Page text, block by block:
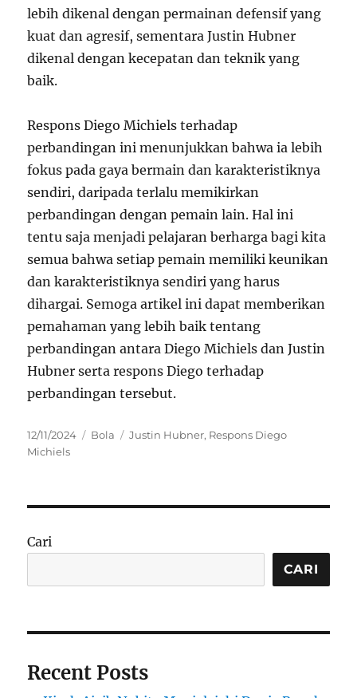
lebih dikenal dengan permainan defensif yang
kuat dan agresif, sementara Justin Hubner
dikenal dengan kecepatan dan teknik yang
baik.
Respons Diego Michiels terhadap
perbandingan ini menunjukkan bahwa ia lebih
fokus pada gaya bermain dan karakteristiknya
sendiri, daripada terlalu memikirkan
perbandingan dengan pemain lain. Hal ini
tentu saja menjadi pelajaran berharga bagi kita
semua bahwa setiap pemain memiliki keunikan
dan karakteristiknya sendiri yang harus
dihargai. Semoga artikel ini dapat memberikan
pemahaman yang lebih baik tentang
perbandingan antara Diego Michiels dan Justin
Hubner serta respons Diego terhadap
perbandingan tersebut.
Posted
on
12/11/2024 Categories
Bola Tags
Justin Hubner, Respons Diego
Michiels
Cari
CARI
Recent Posts